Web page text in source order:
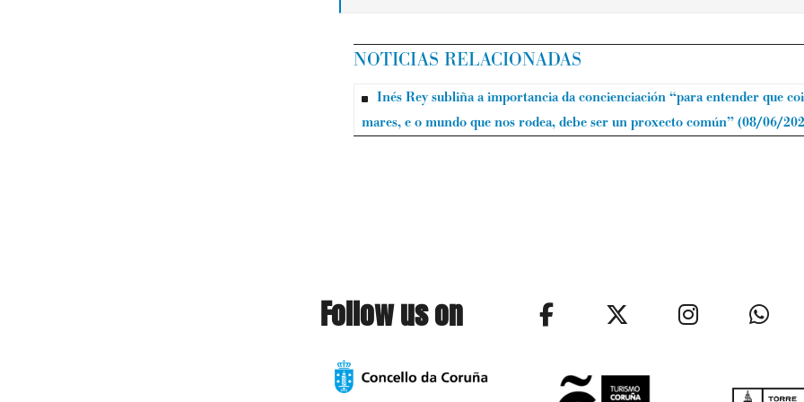
NOTICIAS RELACIONADAS
Inés Rey subliña a importancia da concienciación “para entender que
mares, e o mundo que nos rodea, debe ser un proxecto común” (08/06/
Follow us on